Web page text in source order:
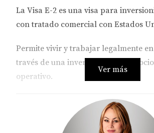
La Visa E-2 es una visa para
con tratado comercial con Estados
Permite vivir y trabajar legalmente
través de una inversión en un
operativo.
Aquí hay un punto clave:
💡 La E-2 normalmente no está
Ver más